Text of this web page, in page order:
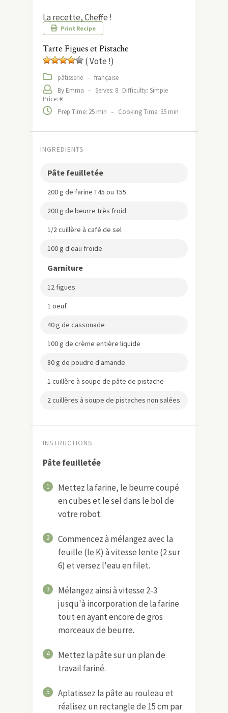
La recette, Cheffe !
Print Recipe
Tarte Figues et Pistache
( Vote !)
pâtisserie – française
By Emma – Serves: 8 Difficulty: Simple
Price: €
Prep Time: 25 min – Cooking Time: 35 min
INGREDIENTS
Pâte feuilletée
200 g de farine T45 ou T55
200 g de beurre très froid
1/2 cuillère à café de sel
100 g d'eau froide
Garniture
12 figues
1 oeuf
40 g de cassonade
100 g de crème entière liquide
80 g de poudre d'amande
1 cuillère à soupe de pâte de pistache
2 cuillères à soupe de pistaches non salées
INSTRUCTIONS
Pâte feuilletée
1
Mettez la farine, le beurre coupé
en cubes et le sel dans le bol de
votre robot.
2
Commencez à mélangez avec la
feuille (le K) à vitesse lente (2 sur
6) et versez l'eau en filet.
3
Mélangez ainsi à vitesse 2-3
jusqu'à incorporation de la farine
tout en ayant encore de gros
morceaux de beurre.
4
Mettez la pâte sur un plan de
travail fariné.
5
Aplatissez la pâte au rouleau et
réalisez un rectangle de 15 cm par